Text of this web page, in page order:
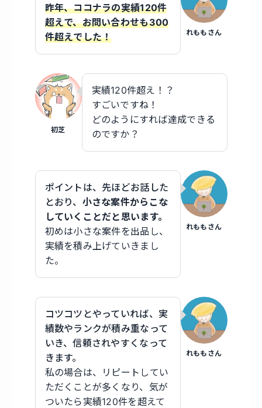
れももさん
昨年、ココナラの実績120件
超えで、お問い合わせも300
件超えでした！
初芝
実績120件超え！？
すごいですね！
どのようにすれば達成できる
のですか？
れももさん
ポイントは、先ほどお話した
とおり、 小さな案件からこな
していくことだと思います。
初めは小さな案件を出品し、
実績を積み上げていきまし
た。
れももさん
コツコツとやっていれば、実
績数やランクが積み重なって
いき、信頼されやすくなって
きます。
私の場合は、リピートしてい
ただくことが多くなり、気が
ついたら実績120件を超えて